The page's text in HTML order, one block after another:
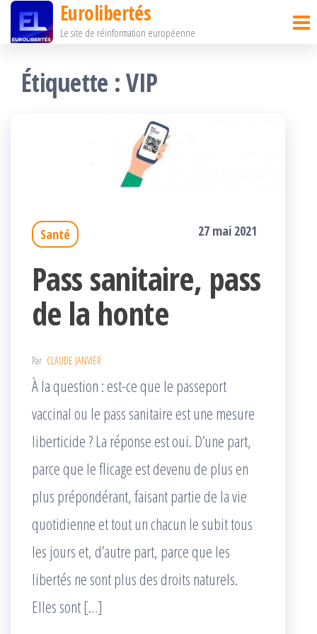
Passer
contenu
Eurolibertés
Le site de réinformation européenne
Étiquette :VIP
Santé 27 mai 2021
Pass sanitaire, pass
de la honte
Par CLAUDE JANVIER
À la question : est-ce que le passeport
vaccinal ou le pass sanitaire est une mesure
liberticide ? La réponse est oui. D’une part,
parce que le flicage est devenu de plus en
plus prépondérant, faisant partie de la vie
quotidienne et tout un chacun le subit tous
les jours et, d’autre part, parce que les
libertés ne sont plus des droits naturels.
Elles sont […]